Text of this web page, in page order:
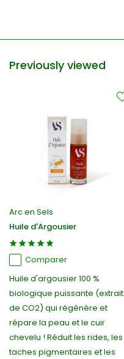
Previously viewed
Arc en Sels
Huile d'Argousier
Comparer
Huile d'argousier 100 %
biologique puissante (extrait
de CO2) qui régénère et
répare la peau et le cuir
chevelu ! Réduit les rides, les
taches pigmentaires et les